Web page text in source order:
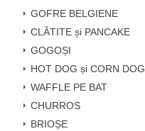
GOFRE BELGIENE
CLĂTITE și PANCAKE
GOGOȘI
HOT DOG și CORN DOG
WAFFLE PE BAT
CHURROS
BRIOȘE